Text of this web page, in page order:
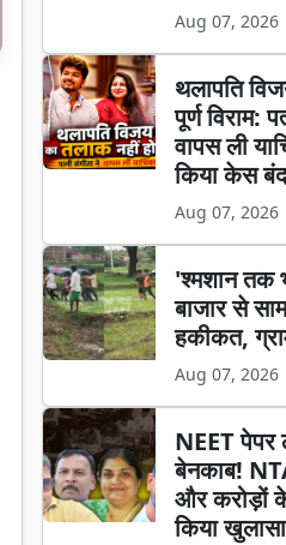
Aug 07, 2026
थलापति
पूर्ण विराम:
वापस ली
किया केस
Aug 07, 2026
'श्मशान तक
बाजार से
हकीकत,
Aug 07, 2026
NEET पेपर
बेनकाब!
और करोड़ों
किया खुलासा